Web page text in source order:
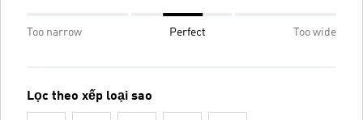
Too narrow Perfect Too wide
Lọc theo xếp loại sao